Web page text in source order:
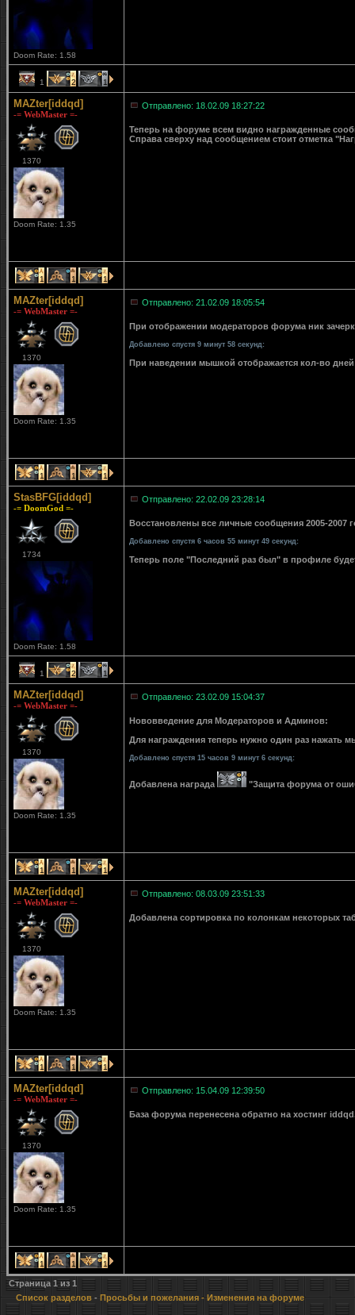
Doom Rate: 1.58
1 2 1
MAZter[iddqd]
-= WebMaster =-
1370
Doom Rate: 1.35
Отправлено: 18.02.09 18:27:22
Теперь на форуме всем видно награжденные
Справа сверху над сообщением стоит отметка
1 1 1
MAZter[iddqd]
-= WebMaster =-
1370
Doom Rate: 1.35
Отправлено: 21.02.09 18:05:54
При отображении модераторов форума ник
Добавлено спустя 9 минут 58 секунд:
При наведении мышкой отображается кол-во
1 1 1
StasBFG[iddqd]
-= DoomGod =-
1734
Doom Rate: 1.58
Отправлено: 22.02.09 23:28:14
Восстановлены все личные сообщения 2005-2007
Добавлено спустя 6 часов 55 минут 49 секунд:
Теперь поле "Последний раз был" в профиле
1 2 1
MAZter[iddqd]
-= WebMaster =-
1370
Doom Rate: 1.35
Отправлено: 23.02.09 15:04:37
Нововведение для Модераторов и Админов:
Для награждения теперь нужно один раз нажать
Добавлено спустя 15 часов 9 минут 6 секунд:
Добавлена награда "Защита форума от
1 1 1
MAZter[iddqd]
-= WebMaster =-
1370
Doom Rate: 1.35
Отправлено: 08.03.09 23:51:33
Добавлена сортировка по колонкам некоторых
1 1 1
MAZter[iddqd]
-= WebMaster =-
1370
Doom Rate: 1.35
Отправлено: 15.04.09 12:39:50
База форума перенесена обратно на хостинг
1 1 1
Страница 1из 1
Список разделов - Просьбы и пожелания - Изменения на форуме